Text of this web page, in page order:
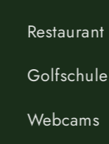
Restaurant
Golfschule
Webcams